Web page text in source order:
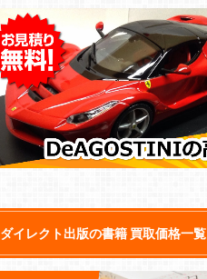
ダイレクト出版の書籍 買取価格一覧